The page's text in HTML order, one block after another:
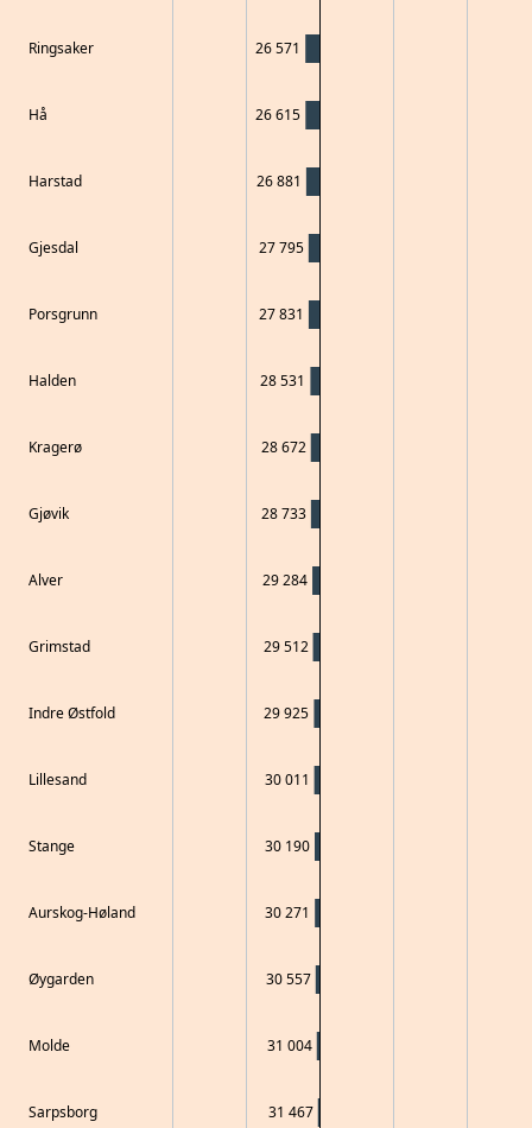
Ringsaker
Hå
Harstad
Gjesdal
Porsgrunn
Halden
Kragerø
Gjøvik
Alver
Grimstad
Indre Østfold
Lillesand
Stange
Aurskog-Høland
Øygarden
Molde
Sarpsborg
26 571
26 615
26 881
27 795
27 831
28 531
28 672
28 733
29 284
29 512
29 925
30 011
30 190
30 271
30 557
31 004
31 467